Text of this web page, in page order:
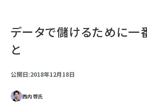
データで儲けるために一
と
公開日:2018年12月18日
西内 啓氏